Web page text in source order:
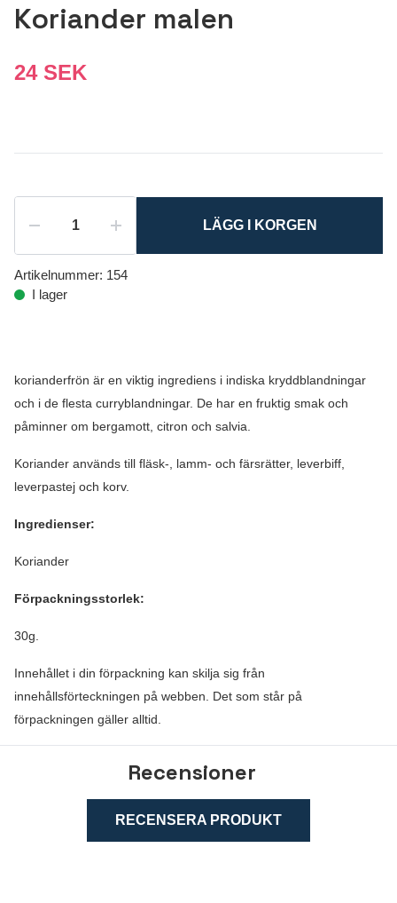
Koriander malen
24 SEK
LÄGG I KORGEN
Artikelnummer: 154
I lager
korianderfrön är en viktig ingrediens i indiska kryddblandningar
och i de flesta curryblandningar. De har en fruktig smak och
påminner om bergamott, citron och salvia.
Koriander används till fläsk-, lamm- och färsrätter, leverbiff,
leverpastej och korv.
Ingredienser:
Koriander
Förpackningsstorlek:
30g.
Innehållet i din förpackning kan skilja sig från
innehållsförteckningen på webben. Det som står på
förpackningen gäller alltid.
Recensioner
RECENSERA PRODUKT